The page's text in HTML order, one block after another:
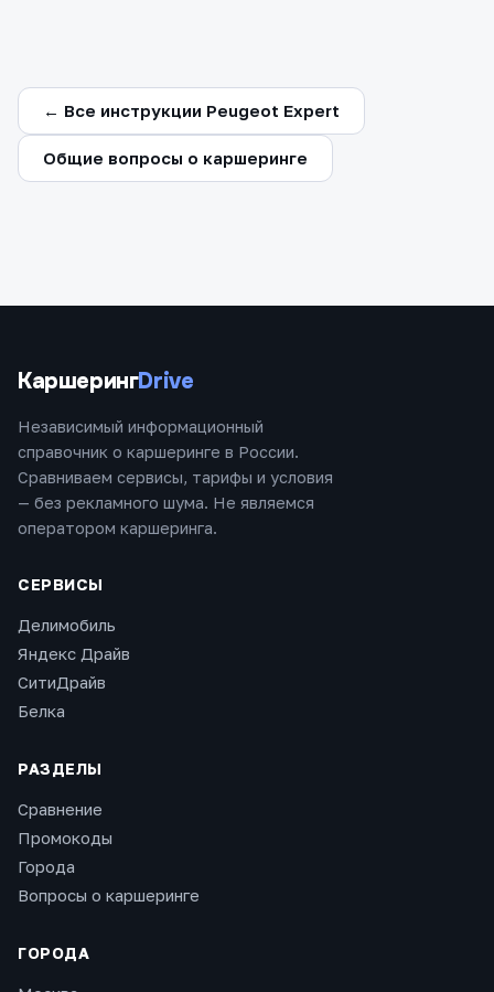
← Все инструкции Peugeot Expert
Общие вопросы о каршеринге
КаршерингDrive
Независимый информационный
справочник о каршеринге в России.
Сравниваем сервисы, тарифы и условия
— без рекламного шума. Не являемся
оператором каршеринга.
СЕРВИСЫ
Делимобиль
Яндекс Драйв
СитиДрайв
Белка
РАЗДЕЛЫ
Сравнение
Промокоды
Города
Вопросы о каршеринге
ГОРОДА